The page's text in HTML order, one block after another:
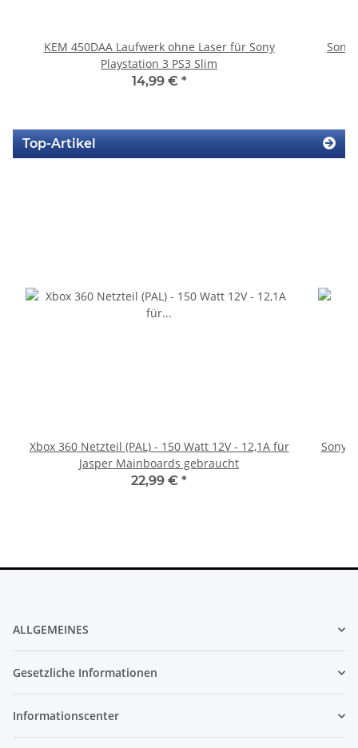
KEM 450DAA Laufwerk ohne Laser für Sony
Playstation 3 PS3 Slim
14,99 € *
Sony
Top-Artikel
Xbox 360 Netzteil (PAL) - 150 Watt 12V - 12,1A für
Jasper Mainboards gebraucht
22,99 € *
Sony
ALLGEMEINES
Gesetzliche Informationen
Informationscenter